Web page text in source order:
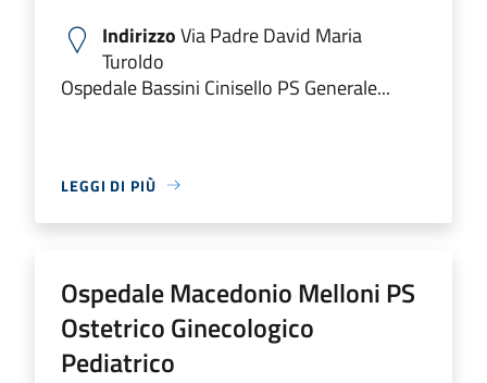
IndirizzoVia Padre David Maria
Turoldo
Ospedale Bassini Cinisello PS Generale...
LEGGI DI PIÙ
Ospedale Macedonio Melloni PS
Ostetrico Ginecologico
Pediatrico